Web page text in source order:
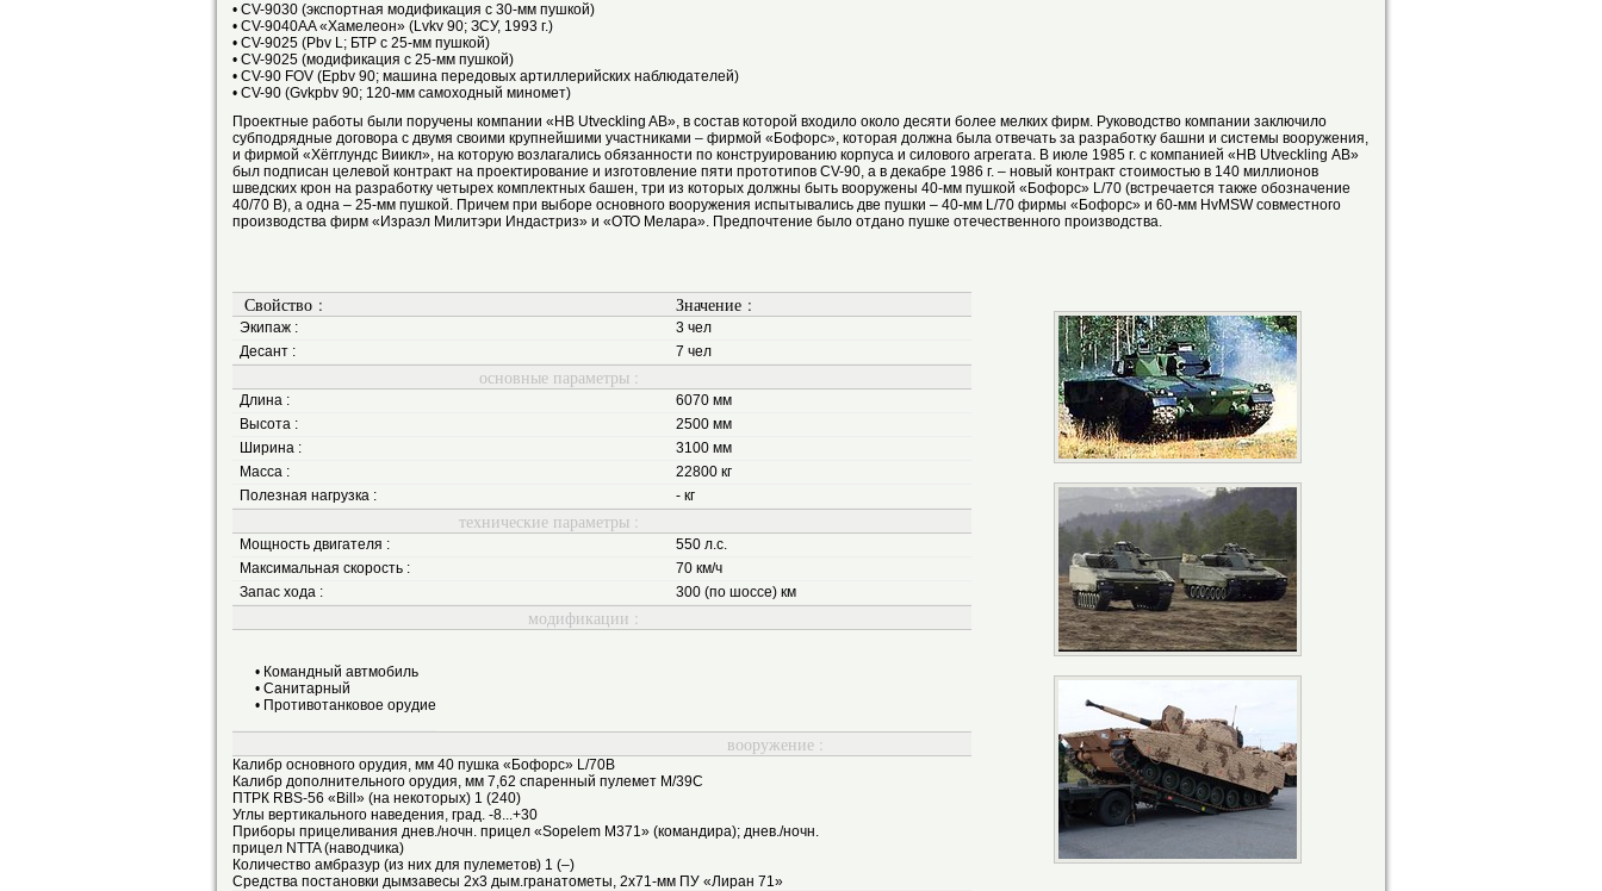
• CV-9030 (экспортная модификация с 30-мм пушкой)
• CV-9040AA «Хамелеон» (Lvkv 90; ЗСУ, 1993 г.)
• CV-9025 (Pbv L; БТР с 25-мм пушкой)
• CV-9025 (модификация с 25-мм пушкой)
• CV-90 FOV (Epbv 90; машина передовых артиллерийских наблюдателей)
• CV-90 (Gvkpbv 90; 120-мм самоходный миномет)
Проектные работы были поручены компании «НВ Utveckling AB», в состав которой входило около десяти более мелких фирм. Руководство компании заключило
субподрядные договора с двумя своими крупнейшими участниками – фирмой «Бофорс», которая должна была отвечать за разработку башни и системы вооружения,
и фирмой «Хёгглундс Виикл», на которую возлагались обязанности по конструированию корпуса и силового агрегата. В июле 1985 г. с компанией «НВ Utveckling АВ»
был подписан целевой контракт на проектирование и изготовление пяти прототипов CV-90, а в декабре 1986 г. – новый контракт стоимостью в 140 миллионов
шведских крон на разработку четырех комплектных башен, три из которых должны быть вооружены 40-мм пушкой «Бофорс» L/70 (встречается также обозначение
40/70 В), а одна – 25-мм пушкой. Причем при выборе основного вооружения испытывались две пушки – 40-мм L/70 фирмы «Бофорс» и 60-мм HvMSW совместного
производства фирм «Израэл Милитэри Индастриз» и «ОТО Мелара». Предпочтение было отдано пушке отечественного производства.
Свойство : Значение :
Экипаж :
3 чел
Десант :
7 чел
основные параметры :
Длина :
6070 мм
Высота :
2500 мм
Ширина :
3100 мм
Масса :
22800 кг
Полезная нагрузка :
- кг
технические параметры :
Мощность двигателя :
550 л.с.
Максимальная скорость :
70 км/ч
Запас хода :
300 (по шоссе) км
модификации :
• Командный автмобиль
• Санитарный
• Противотанковое орудие
вооружение :
Калибр основного орудия, мм 40 пушка «Бофорс» L/70B
Калибр дополнительного орудия, мм 7,62 спаренный пулемет M/39C
ПТРК RBS-56 «Bill» (на некоторых) 1 (240)
Углы вертикального наведения, град. -8...+30
Приборы прицеливания днев./ночн. прицел «Sopelem M371» (командира); днев./ночн.
прицел NTTA (наводчика)
Количество амбразур (из них для пулеметов) 1 (–)
Средства постановки дымзавесы 2х3 дым.гранатометы, 2х71-мм ПУ «Лиран 71»